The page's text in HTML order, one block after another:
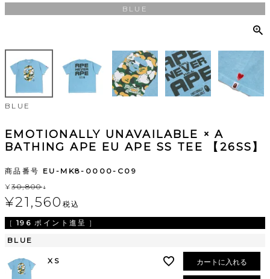
BLUE
BLUE
EMOTIONALLY UNAVAILABLE × A
BATHING APE EU APE SS TEE 【26SS】
商品番号 EU-MK8-0000-C09
¥30,800↓
¥21,560 税込
[ 196 ポイント進呈 ]
BLUE
XS カートに入れる